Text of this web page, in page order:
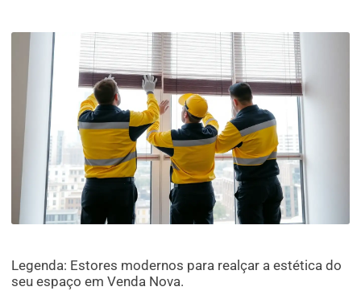
Legenda: Estores modernos para realçar a estética do
seu espaço em Venda Nova.